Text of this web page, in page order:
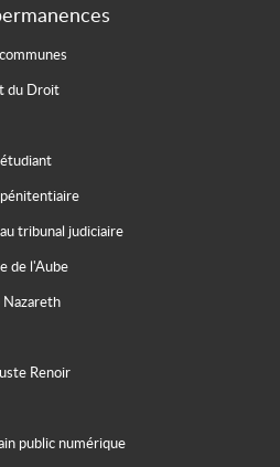
du Droit
tribunal judiciaire
de l'Aube
Nazareth
Renoir
public numérique